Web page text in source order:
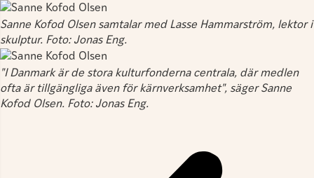
Sanne Kofod Olsen samtalar med Lasse Hammarström, lektor i
skulptur. Foto: Jonas Eng.
"I Danmark är de stora kulturfonderna centrala, där medlen
ofta är tillgängliga även för kärnverksamhet", säger Sanne
Kofod Olsen. Foto: Jonas Eng.